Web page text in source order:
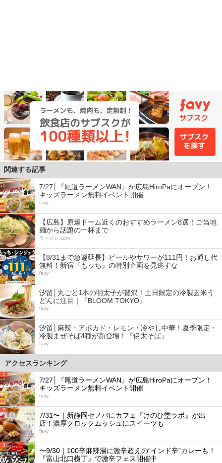
関連する記事
7/27│『尾道ラーメンWAN』が広島HiroPaにオープン！
キッズラーメン無料イベント開催
favy
【広島】原爆ドーム近くのおすすめラーメン8選！ご当地
麺から話題の一杯まで
ラーメン.com
【8/31まで急遽延長】ビールやサワーが111円！お通し代
無料！新宿『もッち』の特別企画を見逃すな
favy
汐留│丸ごと1本の明太子が贅沢！土日限定の冷製玄米う
どんに注目｜『BLOOM TOKYO』
favy
汐留│麻辣・アボカド・レモン・冷やし中華！夏季限定・
冷製まぜそば4種が新登場！『伊太そば』
favy
アクセスランキング
1
7/27│『尾道ラーメンWAN』が広島HiroPaにオープン！
キッズラーメン無料イベント開催
favy
2
7/31〜｜新静岡セノバにカフェ『けのひ堂ラボ』が出
店！濃厚クロックムッシュにスイーツも
favy
3
〜9/30｜100辛麻辣湯に激辛超えの“インド辛”カレーも！
『富山北口横丁』で激辛フェス開催中